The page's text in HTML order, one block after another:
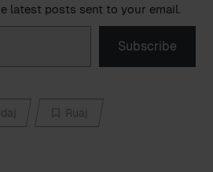
latest posts sent to your email.
Subscribe
Ruaj